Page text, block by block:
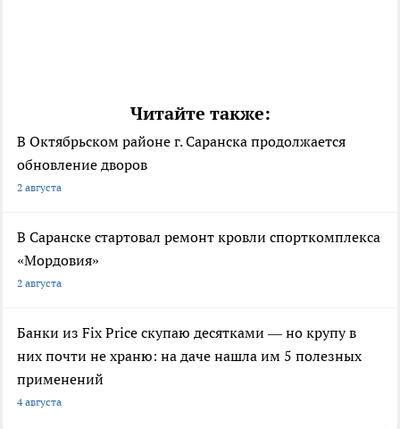
Читайте также:
В Октябрьском районе г. Саранска продолжается
обновление дворов
2 августа
В Саранске стартовал ремонт кровли спорткомплекса
«Мордовия»
2 августа
Банки из Fix Price скупаю десятками — но крупу в
них почти не храню: на даче нашла им 5 полезных
применений
4 августа